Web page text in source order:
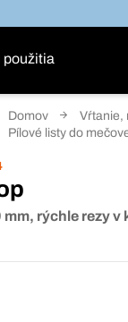
použitia
Domov Vŕtanie,
Pílové listy do
mm, rýchle rezy v